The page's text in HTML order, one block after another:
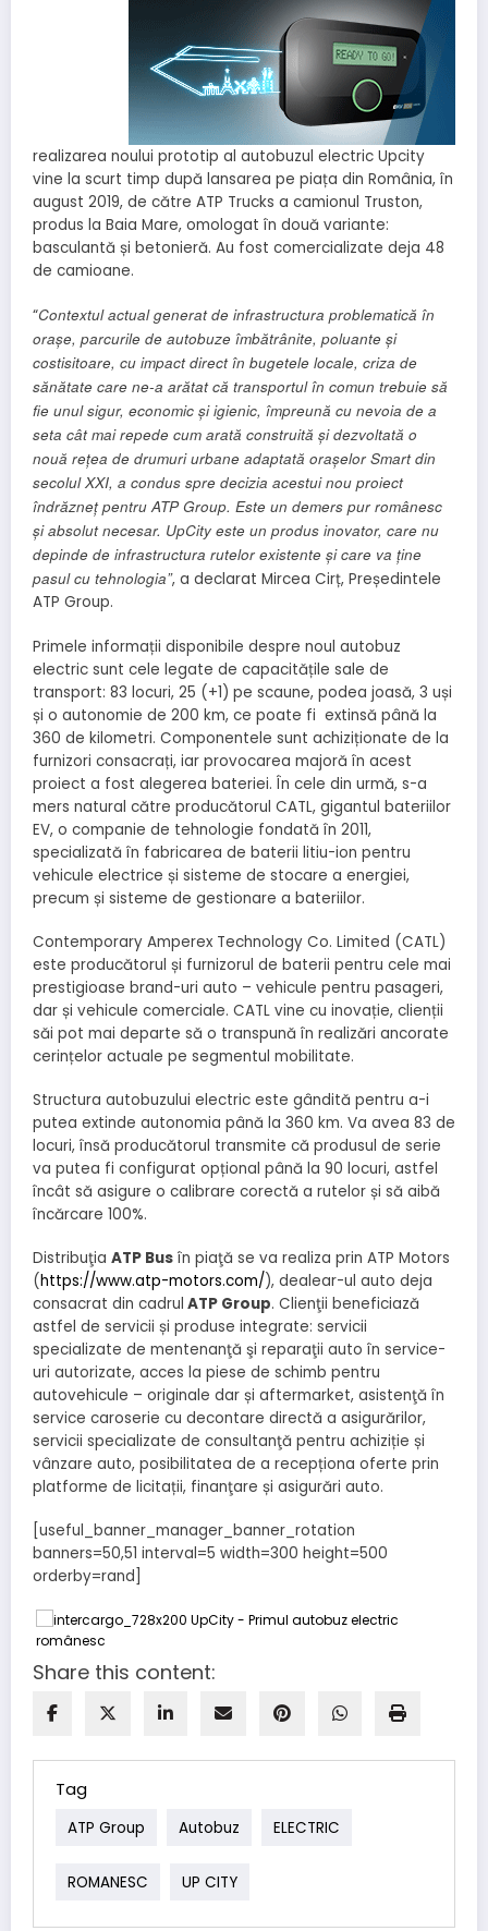
realizarea noului prototip al autobuzul electric Upcity
vine la scurt timp după lansarea pe piața din România, în
august 2019, de către ATP Trucks a camionul Truston,
produs la Baia Mare, omologat în două variante:
basculantă și betonieră. Au fost comercializate deja 48
de camioane.
“Contextul actual generat de infrastructura problematică în
orașe, parcurile de autobuze îmbătrânite, poluante și
costisitoare, cu impact direct în bugetele locale, criza de
sănătate care ne-a arătatcă transportul în comun trebuie să
fie unul sigur, economic și igienic, împreună cu nevoia de a
seta cât mai repede cum arată construită și dezvoltată o
nouă rețea de drumuri urbane adaptată orașelor Smart din
secolul XXI, a condus spre decizia acestui nou proiect
îndrăzneț pentru ATP Group. Este un demers pur românesc
și absolut necesar. UpCity este un produs inovator, care nu
depinde de infrastructura rutelor existente și care va ține
pasul cu tehnologia”, a declarat Mircea Cirț, Președintele
ATP Group.
Primele informații disponibile despre noul autobuz
electric sunt cele legate de capacitățile sale de
transport: 83 locuri, 25 (+1) pe scaune, podea joasă, 3 uși
și o autonomie de 200 km, ce poate fi extinsă până la
360 de kilometri. Componentele sunt achiziționate de la
furnizori consacrați, iar provocarea majoră în acest
proiect a fost alegerea bateriei. În cele din urmă, s-a
mers natural către producătorul CATL, gigantul bateriilor
EV, o companie de tehnologie fondată în 2011,
specializată în fabricarea de baterii litiu-ion pentru
vehicule electrice și sisteme de stocare a energiei,
precum și sisteme de gestionare a bateriilor.
Contemporary Amperex Technology Co. Limited (CATL)
este producătorul și furnizorul de baterii pentru cele mai
prestigioase brand-uri auto – vehicule pentru pasageri,
dar și vehicule comerciale. CATL vine cu inovație, clienții
săi pot mai departe să o transpună în realizări ancorate
cerințelor actuale pe segmentul mobilitate.
Structura autobuzului electric este gândită pentru a-i
putea extinde autonomia până la 360 km. Va avea 83 de
locuri, însă producătorul transmite că produsul de serie
va putea fi configurat opțional până la 90 locuri, astfel
încât să asigure o calibrare corectă a rutelor și să aibă
încărcare 100%.
Distribuţia ATP Bus în piaţă se va realiza prin ATP Motors
(https://www.atp-motors.com/), dealear-ul auto deja
consacrat din cadrul ATP Group. Clienţii beneficiază
astfel de servicii și produse integrate: servicii
specializate de mentenanţă şi reparaţii auto în service-
uri autorizate, acces la piese de schimb pentru
autovehicule – originale dar și aftermarket, asistenţă în
service caroserie cu decontare directă a asigurărilor,
servicii specializate de consultanţă pentru achiziție și
vânzare auto, posibilitatea de a recepționa oferte prin
platforme de licitații, finanţare și asigurări auto.
[useful_banner_manager_banner_rotation
banners=50,51 interval=5 width=300 height=500
orderby=rand]
Share this content:
Tag
ATP Group Autobuz ELECTRIC
ROMANESC UP CITY